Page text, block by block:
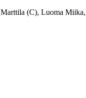
(C), Luoma